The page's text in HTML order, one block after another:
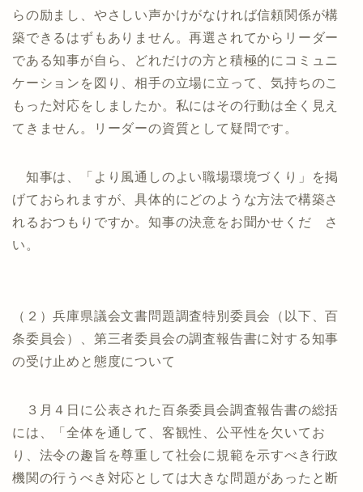
らの励まし、やさしい声かけがなければ信頼関係が構
築できるはずもありません。再選されてからリーダー
である知事が自ら、どれだけの方と積極的にコミュニ
ケーションを図り、相手の立場に立って、気持ちのこ
もった対応をしましたか。私にはその行動は全く見え
てきません。リーダーの資質として疑問です。
知事は、「より風通しのよい職場環境づくり」を掲
げておられますが、具体的にどのような方法で構築さ
れるおつもりですか。知事の決意をお聞かせくだ さ
い。
（２）兵庫県議会文書問題調査特別委員会（以下、百
条委員会）、第三者委員会の調査報告書に対する知事
の受け止めと態度について
３月４日に公表された百条委員会調査報告書の総括
には、「全体を通して、客観性、公平性を欠いてお
り、法令の趣旨を尊重して社会に規範を示すべき行政
機関の行うべき対応としては大きな問題があったと断